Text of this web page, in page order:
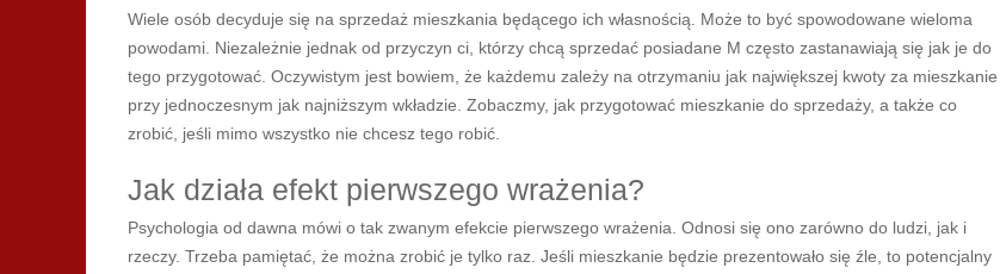
Wiele osób decyduje się na sprzedaż mieszkania będącego ich własnością. Może to być spowodowane wieloma
powodami. Niezależnie jednak od przyczyn ci, którzy chcą sprzedać posiadane M często zastanawiają się jak je do
tego przygotować. Oczywistym jest bowiem, że każdemu zależy na otrzymaniu jak największej kwoty za mieszkanie
przy jednoczesnym jak najniższym wkładzie. Zobaczmy, jak przygotować mieszkanie do sprzedaży, a także co
zrobić, jeśli mimo wszystko nie chcesz tego robić.
Jak działa efekt pierwszego wrażenia?
Psychologia od dawna mówi o tak zwanym efekcie pierwszego wrażenia. Odnosi się ono zarówno do ludzi, jak i
rzeczy. Trzeba pamiętać, że można zrobić je tylko raz. Jeśli mieszkanie będzie prezentowało się źle, to potencjalny